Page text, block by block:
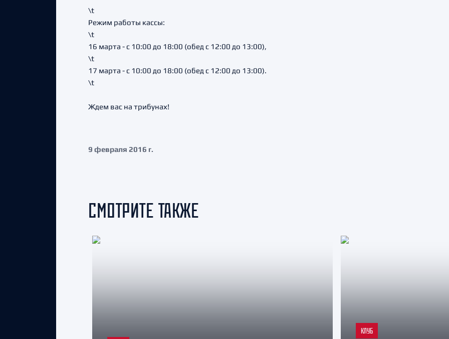
\t
Режим работы кассы:
\t
16 марта - с 10:00 до 18:00 (обед с 12:00 до 13:00),
\t
17 марта - с 10:00 до 18:00 (обед с 12:00 до 13:00).
\t
Ждем вас на трибунах!
9 февраля 2016 г.
СМОТРИТЕ ТАКЖЕ
КЛУБ